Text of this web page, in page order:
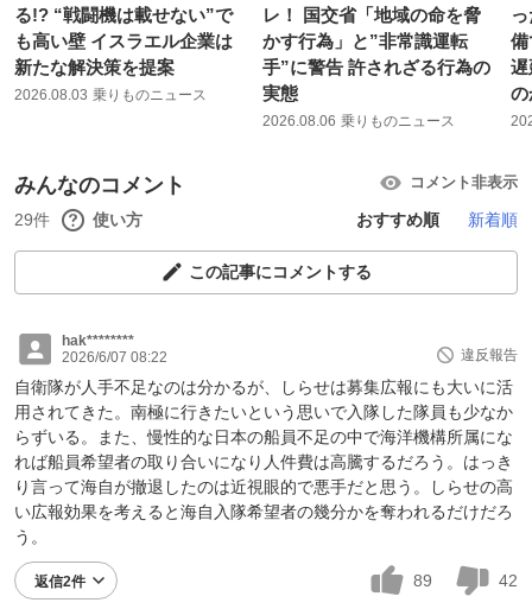
る!? “戦闘機は載せない”で
も高い壁 イスラエル企業は
新たな解決策を提案
2026.08.03 乗りものニュース
レ！ 国交省「地域の命を脅
かす行為」と”非常識運転
手”に警告 許されざる行為の
実態
2026.08.06 乗りものニュース
備
遅
みんなのコメント コメント非表示
29件 使い方 おすすめ順 新着順
この記事にコメントする
hak********
2026/6/07 08:22
違反報告
自衛隊が人手不足なのは分かるが、しらせは募集広報にも大いに活
用されてきた。南極に行きたいという思いで入隊した隊員も少なか
らずいる。また、慢性的な日本の船員不足の中で海洋機構所属にな
れば船員希望者の取り合いになり人件費は高騰するだろう。はっき
り言って海自が撤退したのは近視眼的で悪手だと思う。しらせの高
い広報効果を考えると海自入隊希望者の幾分かを奪われるだけだろ
う。
返信2件 89 42